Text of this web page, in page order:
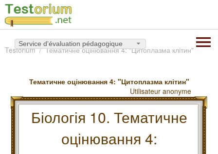
Service d'évaluation pédagogique
Testorium Тематичне оцінювання 4: "Цитоплазма клітин"
Тематичне оцінювання 4: "Цитоплазма клітин"
Utilisateur anonyme
Біологія 10. Тематичне
оцінювання 4: